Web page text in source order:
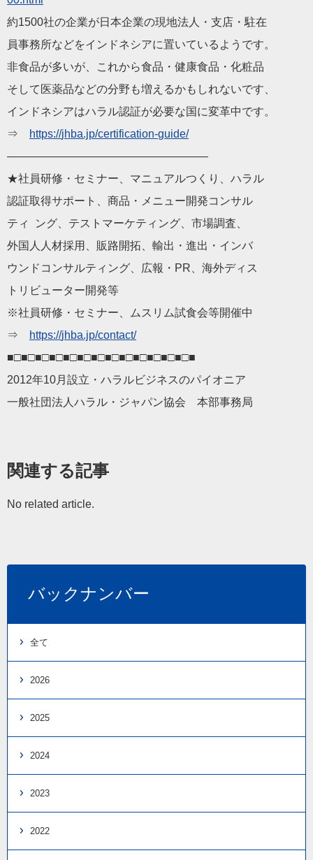
約1500社の企業が日本企業の現地法人・支店・駐在
員事務所などをインドネシアに置いているようです。
非食品が多いが、これから食品・健康食品・化粧品
そして医薬品などの分野も増えるかもしれないです、
インドネシアはハラル認証が必要な国に変革中です。
⇒
https://jhba.jp/certification-guide/
——————————————————
★社員研修・セミナー、マニュアルつくり、 ハラル
認証取得サポート、商品・メニュー開発コンサル
ティ ング、テストマーケティング、市場調査、
外国人人材採用、販路開拓、輸出・進出・インバ
ウンドコンサルティング、広報・PR、海外ディス
トリビューター開発等
※社員研修・セミナー、ムスリム試食会等開催中
⇒
https://jhba.jp/contact/
■□■□■□■□■□■□■□■□■□■□■□■□■□■
2012年10月設立・ ハラルビジネスのパイオニア
一般社団法人 ハラル ・ ジャパン協会 本部事務局
関連する記事
No related article.
バックナンバー
全て
2026
2025
2024
2023
2022